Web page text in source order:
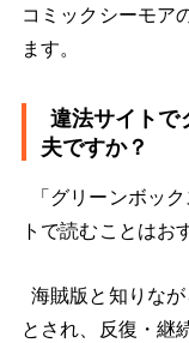
コミックシーモア
ます。
違法サイトで
夫ですか？
「グリーンボッ
トで読むことはお
海賊版と知りな
とされ、反復・継